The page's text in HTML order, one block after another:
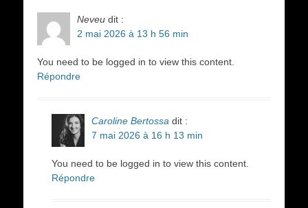
Neveu dit :
2 mai 2026 à 13 h 56 min
You need to be logged in to view this content.
Répondre
Caroline Bertossa dit :
7 mai 2026 à 16 h 13 min
You need to be logged in to view this content.
Répondre